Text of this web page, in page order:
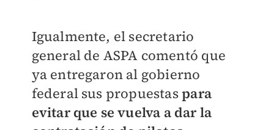
Igualmente, el secretario
general de ASPA comentó que
ya entregaron al gobierno
federal sus propuestaspara
evitar que se vuelva a dar la